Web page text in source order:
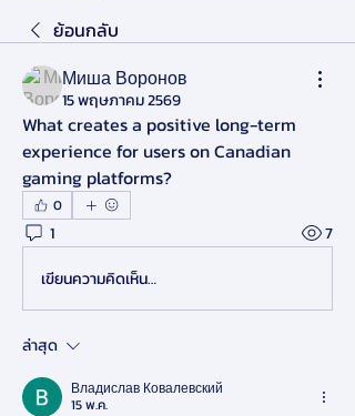
ย้อนกลับ
Миша Воронов
15 พฤษภาคม 2569
What creates a positive long-term
experience for users on Canadian
gaming platforms?
0
1
7
เขียนความคิดเห็น…
ล่าสุด
Владислав Ковалевский
15 พ.ค.